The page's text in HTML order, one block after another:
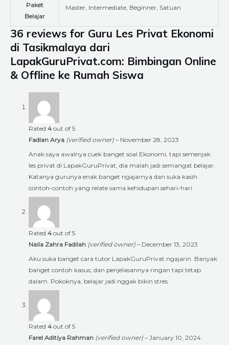
Paket
Belajar
Master, Intermediate, Beginner, Satuan
36 reviews for Guru Les Privat Ekonomi
di Tasikmalaya dari
LapakGuruPrivat.com: Bimbingan Online
& Offline ke Rumah Siswa
Rated 4 out of 5
Fadlan Arya (verified owner) – November 28, 2023
Anak saya awalnya cuek banget soal Ekonomi, tapi semenjak
les privat di LapakGuruPrivat, dia malah jadi semangat belajar.
Katanya gurunya enak banget ngajarnya dan suka kasih
contoh-contoh yang relate sama kehidupan sehari-hari.
Rated 4 out of 5
Naila Zahra Fadilah (verified owner) – December 13, 2023
Aku suka banget cara tutor LapakGuruPrivat ngajarin. Banyak
banget contoh kasus, dan penjelasannya ringan tapi tetap
dalam. Pokoknya, belajar jadi nggak bikin stres.
Rated 4 out of 5
Farel Aditiya Rahman (verified owner) – January 10, 2024